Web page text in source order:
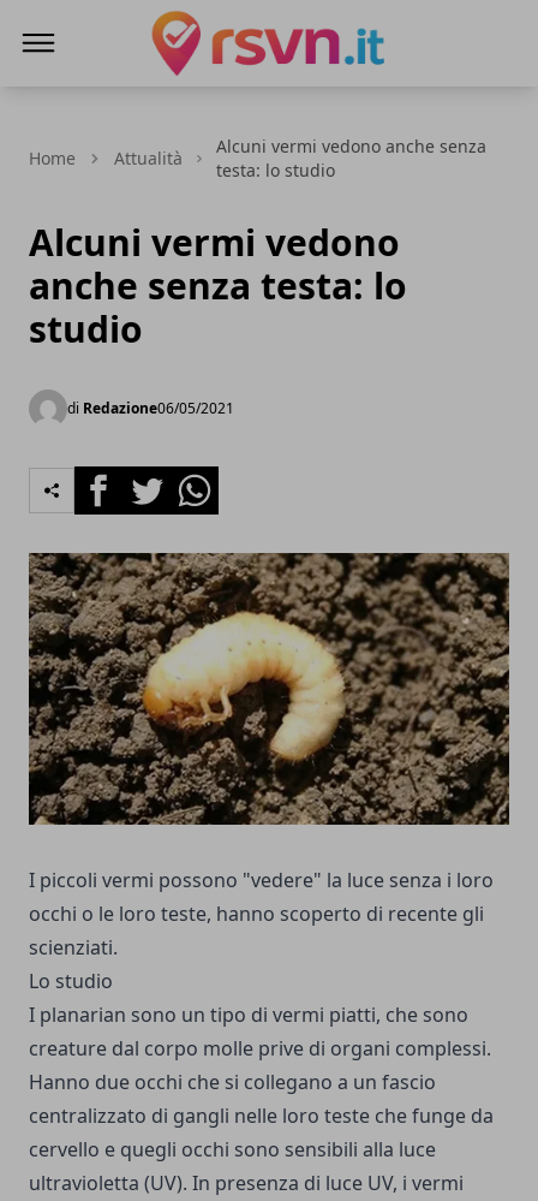
Home Attualità
Alcuni vermi vedono anche senza
testa: lo studio
Alcuni vermi vedono
anche senza testa: lo
studio
di Redazione06/05/2021
FacebookTwitterWhatsapp
I piccoli vermi possono "vedere" la luce senza i loro
occhi o le loro teste, hanno scoperto di recente gli
scienziati.
Lo studio
I planarian sono un tipo di vermi piatti, che sono
creature dal corpo molle prive di organi complessi.
Hanno due occhi che si collegano a un fascio
centralizzato di gangli nelle loro teste che funge da
cervello e quegli occhi sono sensibili alla luce
ultravioletta (UV). In presenza di luce UV, i vermi